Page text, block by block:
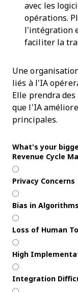
avec les
opérations.
l’intégration
faciliter la
Une
liés à l’IA
Elle prendra
que l’IA
principales.
What’s your
Revenue Cycle
Privacy Concerns
Bias in Algorithms
Loss of Human
High
Integration